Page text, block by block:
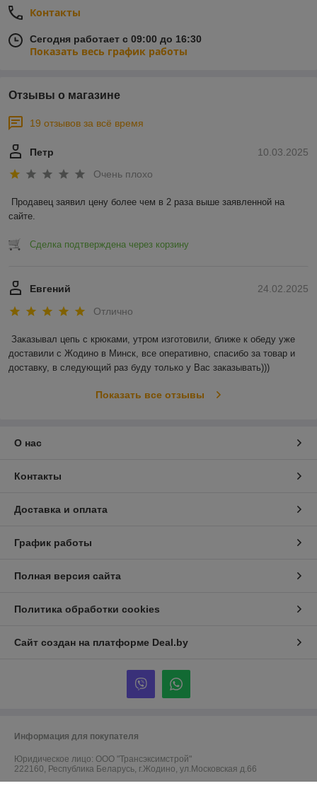
Контакты
Сегодня работает с 09:00 до 16:30
Показать весь график работы
Отзывы о магазине
19 отзывов за всё время
10.03.2025
Петр
Очень плохо
Продавец заявил цену более чем в 2 раза выше заявленной на
сайте.
Сделка подтверждена через корзину
24.02.2025
Евгений
Отлично
Заказывал цепь с крюками, утром изготовили, ближе к обеду уже
доставили с Жодино в Минск, все оперативно, спасибо за товар и
доставку, в следующий раз буду только у Вас заказывать)))
Показать все отзывы
О нас
Контакты
Доставка и оплата
График работы
Полная версия сайта
Политика обработки cookies
Сайт создан на платформе Deal.by
Информация для покупателя
Юридическое лицо: ООО "Трансэксимстрой"
222160, Республика Беларусь, г.Жодино, ул.Московская д.66